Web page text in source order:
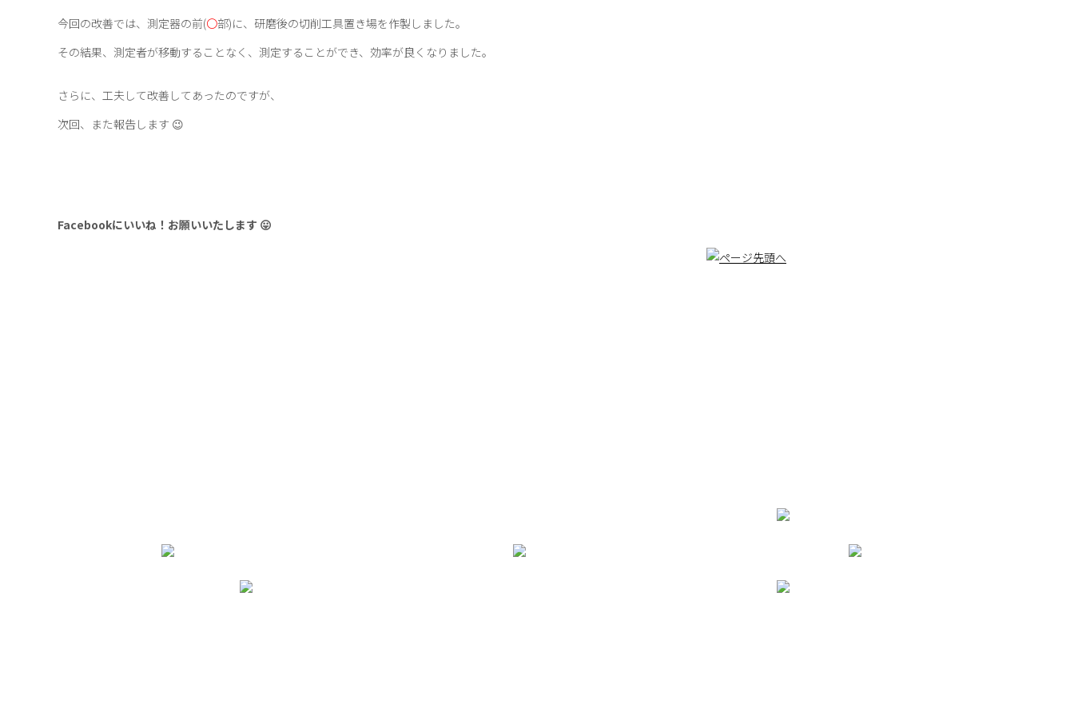
今回の改善では、測定器の前(〇部)に、研磨後の切削工具置き場を作製しました。
その結果、測定者が移動することなく、測定することができ、効率が良くなりました。
さらに、工夫して改善してあったのですが、
次回、また報告します 😉
Facebookにいいね！お願いいたします 😛